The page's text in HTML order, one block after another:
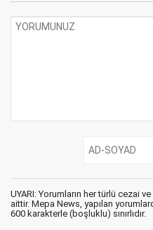
UYARI: Yorumların her türlü cezai
aittir. Mepa News, yapılan
600 karakterle (boşluklu) sınırlıdır.